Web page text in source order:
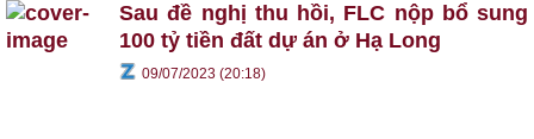
Sau đề nghị thu hồi, FLC nộp bổ sung
100 tỷ tiền đất dự án ở Hạ Long
09/07/2023 (20:18)